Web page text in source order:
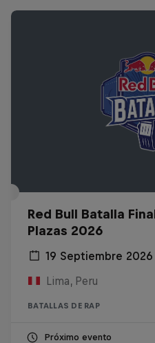
Red Bull Batalla
Plazas 2026
19 Septiembre 2026
Lima, Peru
BATALLAS DE RAP
Próximo evento